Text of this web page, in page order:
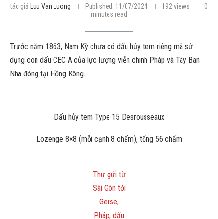
tác giả Luu Van Luong Published: 11/07/2024 192 views
0
minutes read
Trước năm 1863, Nam Kỳ chưa có dấu hủy tem riêng mà sử
dụng con dấu CEC A của lực lượng viễn chinh Pháp và Tây Ban
Nha đóng tại Hồng Kông.
Dấu hủy tem Type 15 Desrousseaux
Lozenge 8×8 (mỗi cạnh 8 chấm), tổng 56 chấm
Thư gửi từ
Sài Gòn tới
Gerse,
Pháp, dấu